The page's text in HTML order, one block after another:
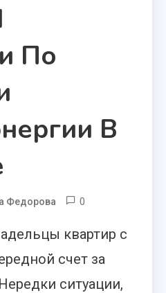
По
В
Федорова 0
квартир с
счет за
ситуации,